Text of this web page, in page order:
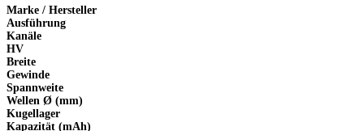
Marke / Hersteller
Ausführung
Kanäle
HV
Breite
Gewinde
Spannweite
Wellen Ø (mm)
Kugellager
Kapazität (mAh)